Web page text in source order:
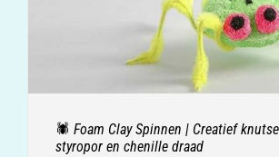
🕷️ Foam Clay Spinnen | Creatief
styropor en chenille draad